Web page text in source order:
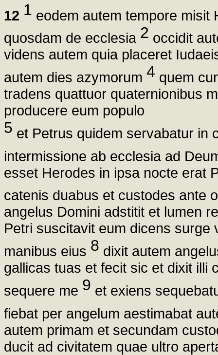
12 1 eodem autem tempore misit
quosdam de ecclesia 2 occidit
videns autem quia placeret
autem dies azymorum 4 quem
tradens quattuor quaternionibus
producere eum populo
5 et Petrus quidem servabatur in
intermissione ab ecclesia ad
esset Herodes in ipsa nocte erat
catenis duabus et custodes ante
angelus Domini adstitit et lumen
Petri suscitavit eum dicens
manibus eius 8 dixit autem
gallicas tuas et fecit sic et dixit illi
sequere me 9 et exiens
fiebat per angelum aestimabat
autem primam et secundam
ducit ad civitatem quae ultro